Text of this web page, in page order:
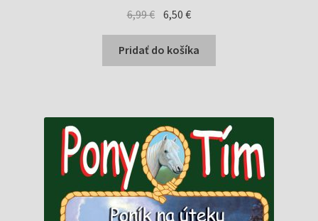
6,99€ Pôvodná
bola:
6,99 €.
6,50€Aktuálna
je:
6,50 €.
Pridať do košíka